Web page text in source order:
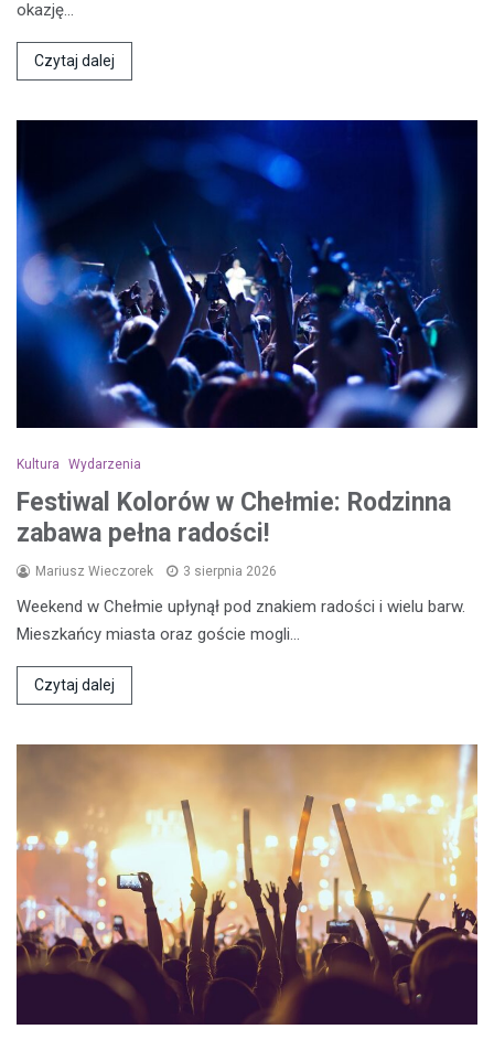
okazję…
Czytaj dalej
Kultura Wydarzenia
Festiwal Kolorów w Chełmie: Rodzinna
zabawa pełna radości!
Mariusz Wieczorek 3 sierpnia 2026
Weekend w Chełmie upłynął pod znakiem radości i wielu barw.
Mieszkańcy miasta oraz goście mogli…
Czytaj dalej